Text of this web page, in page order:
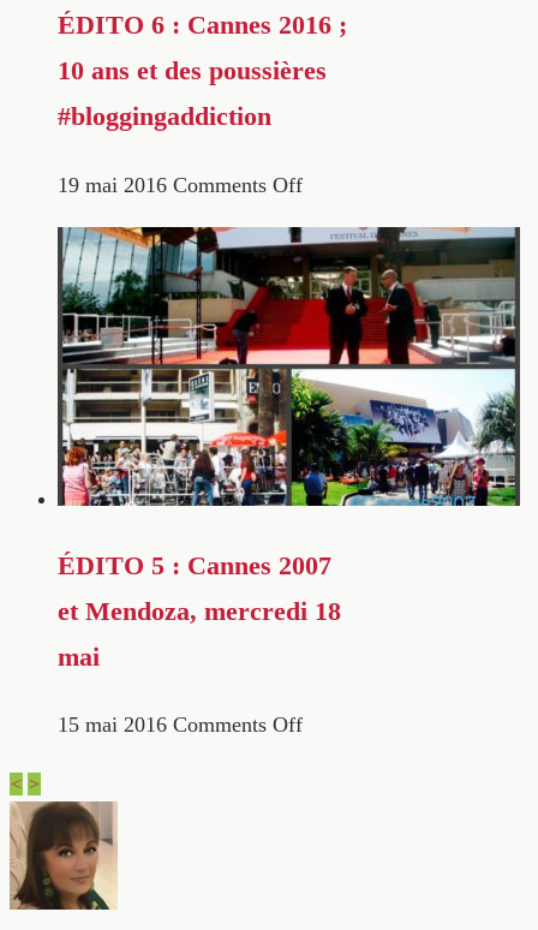
ÉDITO 6 : Cannes 2016 ;
10 ans et des poussières
#bloggingaddiction
19 mai 2016 Comments Off
ÉDITO 5 : Cannes 2007
et Mendoza, mercredi 18
mai
15 mai 2016 Comments Off
< >